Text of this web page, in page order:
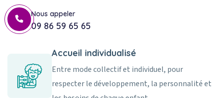
Nous appeler
09 86 59 65 65
Accueil individualisé
Entre mode collectif et individuel, pour
respecter le développement, la personnalité et